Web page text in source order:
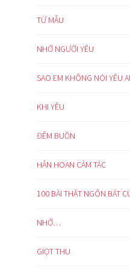
TỪ MẪU
NHỚ NGƯỜI YÊU
SAO EM KHÔNG NÓI YÊU
KHI YÊU
ĐÊM BUỒN
HÂN HOAN CẢM TÁC
100 BÀI THẤT NGÔN BÁT
NHỚ…
GIỌT THU